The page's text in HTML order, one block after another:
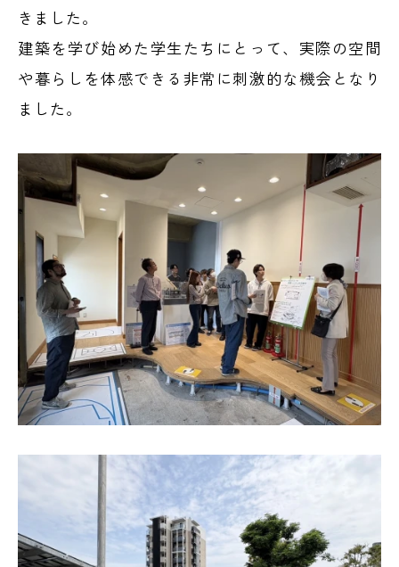
きました。
建築を学び始めた学生たちにとって、実際の空間
や暮らしを体感できる非常に刺激的な機会となり
ました。